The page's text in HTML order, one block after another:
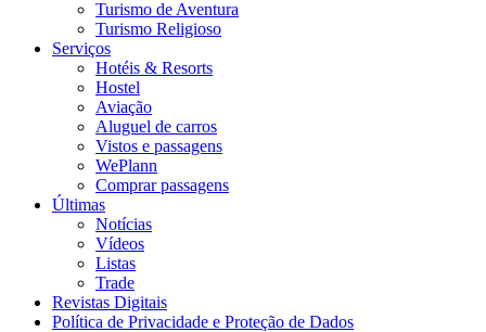
Turismo de Aventura
Turismo Religioso
Serviços
Hotéis & Resorts
Hostel
Aviação
Aluguel de carros
Vistos e passagens
WePlann
Comprar passagens
Últimas
Notícias
Vídeos
Listas
Trade
Revistas Digitais
Política de Privacidade e Proteção de Dados